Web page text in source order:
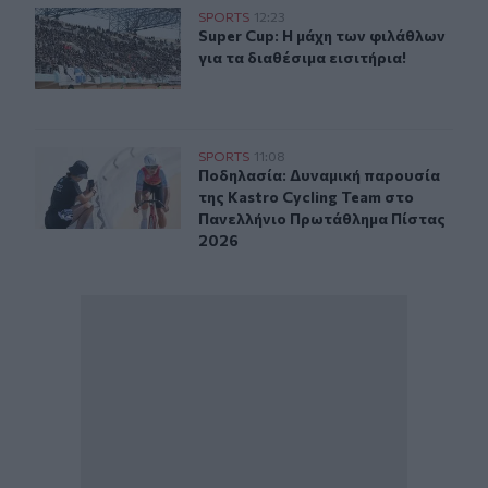
Super Cup: Η μάχη των φιλάθλων για τα διαθέσιμα
SPORTS 12:23
Super Cup: Η μάχη των φιλάθλων
Super Cup: Η μάχη των φιλάθλων
για τα διαθέσιμα εισιτήρια!
Ποδηλασία: Δυναμική παρουσία της Kastro Cycling
SPORTS 11:08
Ποδηλασία: Δυναμική παρουσία
Ποδηλασία: Δυναμική παρουσία
της Kastro Cycling Team στο
Πανελλήνιο Πρωτάθλημα Πίστας
2026